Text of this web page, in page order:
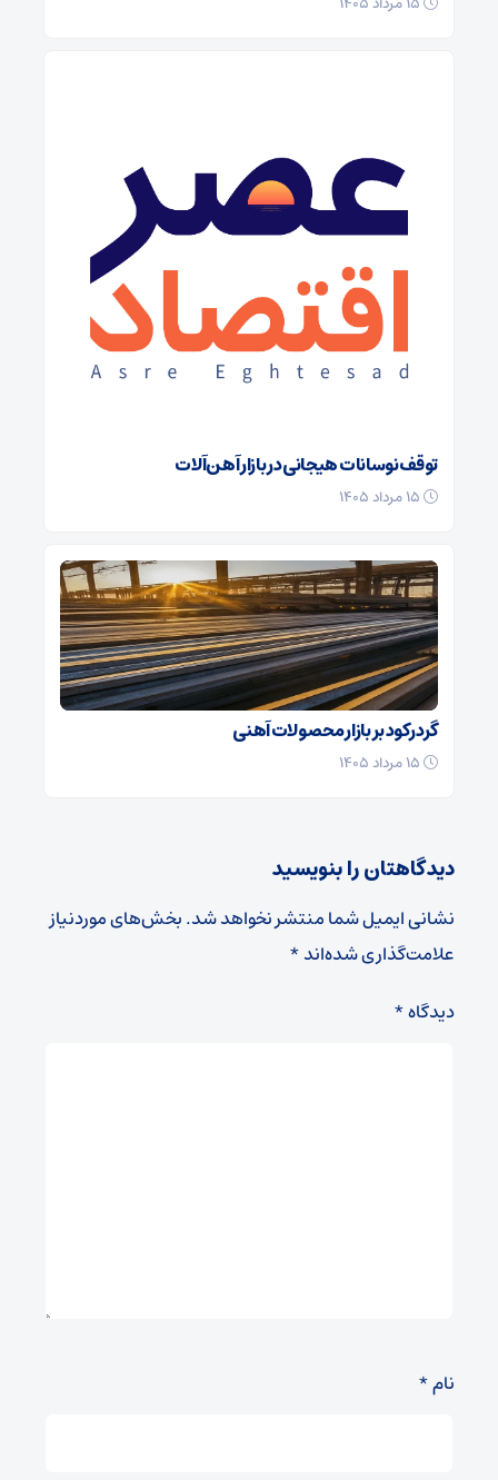
توقف نوسانات هیجانی در بازار آهن‌آلات
گرد رکود بر بازار محصولات آهنی
دیدگاهتان را بنویسید
نشانی ایمیل شما منتشر نخواهد شد.بخش‌های موردنیاز
علامت‌گذاری شده‌اند*
دیدگاه*
نام*